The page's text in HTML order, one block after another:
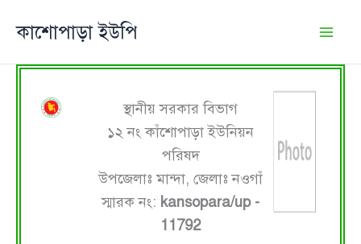
কাশোপাড়া ইউপি
স্থানীয় সরকার বিভাগ
১২ নং কাঁশোপাড়া ইউনিয়ন
পরিষদ
উপজেলাঃ মান্দা, জেলাঃ নওগাঁ
স্মারক নং: kansopara/up -
11792